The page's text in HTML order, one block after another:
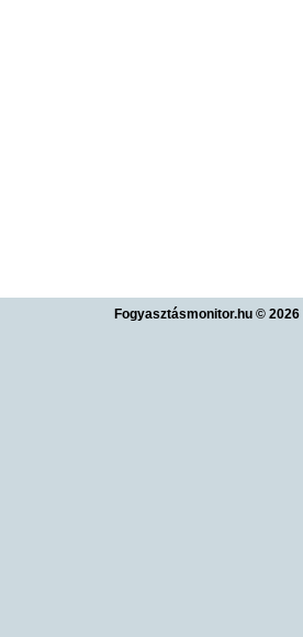
Fogyasztásmonitor.hu ©